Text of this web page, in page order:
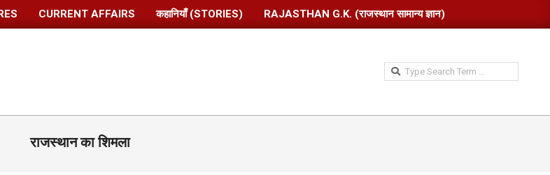
CURRENT AFFAIRS कहानियाँ (STORIES) RAJASTHAN G.K. (राजस्थान सामान्य ज्ञान)
Search
राजस्थान का शिमला